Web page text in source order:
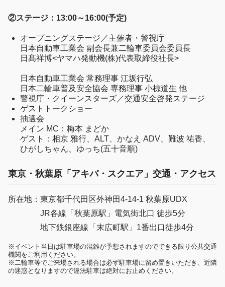
②ステージ：13:00～16:00(予定)
オープニングステージ／主催者・警視庁
日本自動車工業会 副会長兼二輪車委員会委員長
日髙祥博<ヤマハ発動機(株)代表取締役社長>
日本自動車工業会 常務理事 江坂行弘
日本二輪車普及安全協会 専務理事 小椋道生 他
警視庁・クイーンスターズ／交通安全啓発ステージ
ゲストトークショー
抽選会
メイン MC：梅本 まどか
ゲスト：相京 雅行、ALT、かなえ ADV、難波 祐香、
ひがしちゃん、ゆっち(五十音順)
東京・秋葉原「アキバ・スクエア」交通・アクセス
所在地：東京都千代田区外神田4-14-1 秋葉原UDX
JR各線「秋葉原駅」電気街北口 徒歩5分
地下鉄銀座線「末広町駅」1番出口徒歩4分
※イベント当日は駐車場の混雑が予想されますのでできる限り公共交通
機関をご利用ください。
※二輪車等でご来場される場合は必ず駐車場に留め置きいただき、近隣
の迷惑となりますので違法駐車は絶対にお止めください。